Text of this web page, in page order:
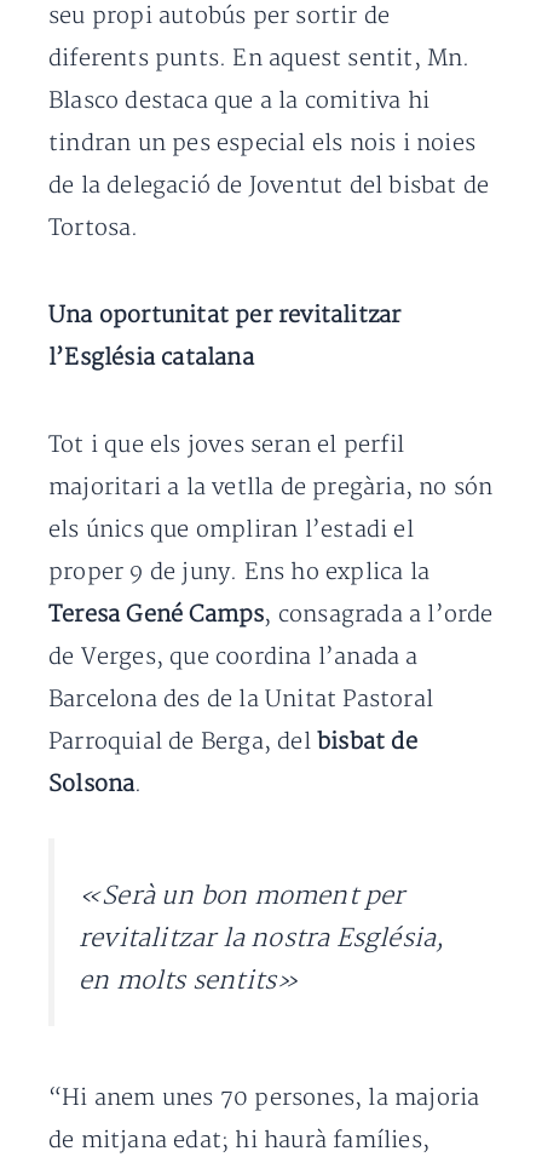
seu propi autobús per sortir de
diferents punts. En aquest sentit, Mn.
Blasco destaca que a la comitiva hi
tindran un pes especial els nois i noies
de la delegació de Joventut del bisbat de
Tortosa.
Una oportunitat per revitalitzar
l’Església catalana
Tot i que els joves seran el perfil
majoritari a la vetlla de pregària, no són
els únics que ompliran l’estadi el
proper 9 de juny. Ens ho explica la
Teresa Gené Camps, consagrada a l’orde
de Verges, que coordina l’anada a
Barcelona des de la Unitat Pastoral
Parroquial de Berga, del bisbat de
Solsona.
«Serà un bon moment per
revitalitzar la nostra Església,
en molts sentits»
“Hi anem unes 70 persones, la majoria
de mitjana edat; hi haurà famílies,